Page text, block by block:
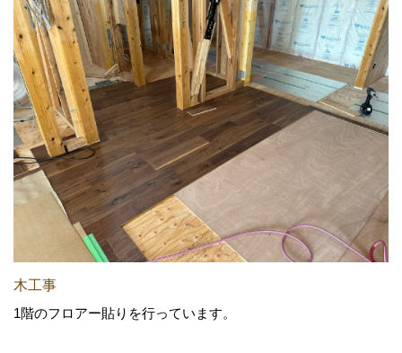
木工事
1階のフロアー貼りを行っています。